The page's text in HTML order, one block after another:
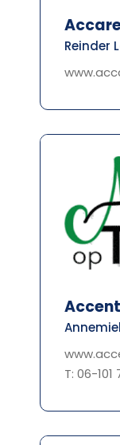
Reinder
T: 06-101